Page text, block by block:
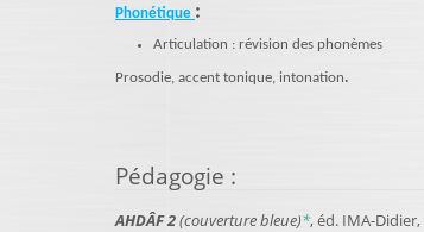
Phonétique :
Articulation : révision des phonèmes
Prosodie, accent tonique, intonation.
Pédagogie :
AHDÂF 2(couverture bleue)*, éd. IMA-Didier,